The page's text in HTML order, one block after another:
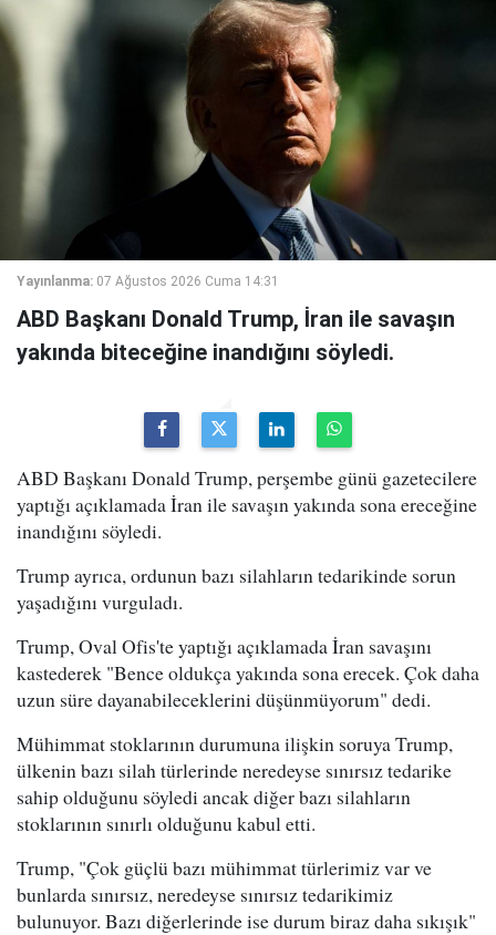
Yayınlanma: 07 Ağustos 2026 Cuma 14:31
ABD Başkanı Donald Trump, İran ile savaşın
yakında biteceğine inandığını söyledi.
ABD Başkanı Donald Trump, perşembe günü gazetecilere
yaptığı açıklamada İran ile savaşın yakında sona ereceğine
inandığını söyledi.
Trump ayrıca, ordunun bazı silahların tedarikinde sorun
yaşadığını vurguladı.
Trump, Oval Ofis'te yaptığı açıklamada İran savaşını
kastederek "Bence oldukça yakında sona erecek. Çok daha
uzun süre dayanabileceklerini düşünmüyorum" dedi.
Mühimmat stoklarının durumuna ilişkin soruya Trump,
ülkenin bazı silah türlerinde neredeyse sınırsız tedarike
sahip olduğunu söyledi ancak diğer bazı silahların
stoklarının sınırlı olduğunu kabul etti.
Trump, "Çok güçlü bazı mühimmat türlerimiz var ve
bunlarda sınırsız, neredeyse sınırsız tedarikimiz
bulunuyor. Bazı diğerlerinde ise durum biraz daha sıkışık"